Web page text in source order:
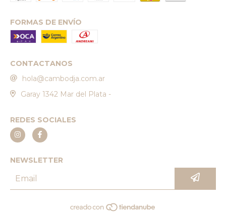
FORMAS DE ENVÍO
CONTACTANOS
hola@cambodja.com.ar
Garay 1342 Mar del Plata -
REDES SOCIALES
NEWSLETTER